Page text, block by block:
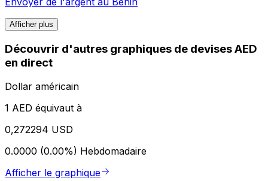
Afficher plus
Découvrir d'autres graphiques de devises AED
en direct
Dollar américain
1 AED équivaut à
0,272294 USD
0.0000 (0.00%) Hebdomadaire
Afficher le graphique